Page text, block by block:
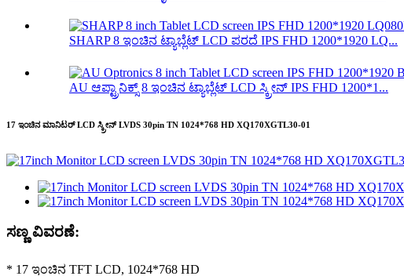
SHARP 8 ಇಂಚಿನ ಟ್ಯಾಬ್ಲೆಟ್ LCD ಪರದೆ IPS FHD 1200*1920 LQ...
AU ಆಪ್ಟ್ರಾನಿಕ್ಸ್ 8 ಇಂಚಿನ ಟ್ಯಾಬ್ಲೆಟ್ LCD ಸ್ಕ್ರೀನ್ IPS FHD 1200*1...
17 ಇಂಚಿನ ಮಾನಿಟರ್ LCD ಸ್ಕ್ರೀನ್ LVDS 30pin TN 1024*768 HD XQ170XGTL30-01
ಸಣ್ಣ ವಿವರಣೆ:
* 17 ಇಂಚಿನ TFT LCD, 1024*768 HD